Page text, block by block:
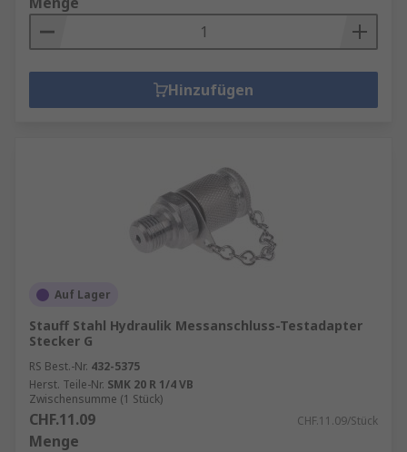
Hinzufügen
Auf Lager
Stauff Stahl Hydraulik Messanschluss-Testadapter
Stecker G
RS Best.-Nr. 432-5375
Herst. Teile-Nr. SMK 20 R 1/4 VB
Zwischensumme (1 Stück)
CHF.11.09 CHF.11.09/Stück
Menge